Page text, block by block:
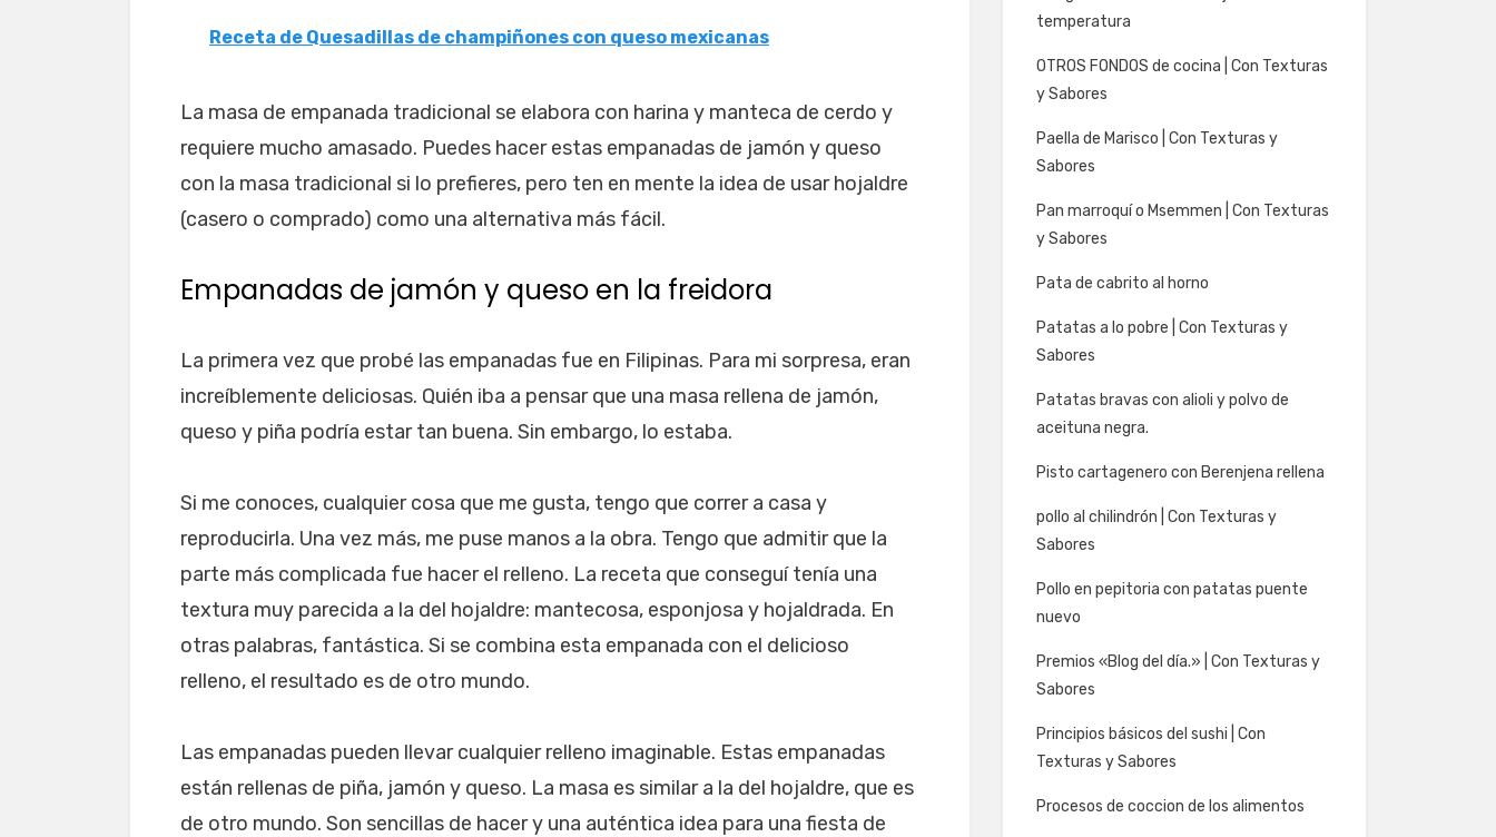
Receta de Quesadillas de champiñones con queso mexicanas
La masa de empanada tradicional se elabora con harina y manteca de cerdo y
requiere mucho amasado. Puedes hacer estas empanadas de jamón y queso
con la masa tradicional si lo prefieres, pero ten en mente la idea de usar hojaldre
(casero o comprado) como una alternativa más fácil.
Empanadas de jamón y queso en la freidora
La primera vez que probé las empanadas fue en Filipinas. Para mi sorpresa, eran
increíblemente deliciosas. Quién iba a pensar que una masa rellena de jamón,
queso y piña podría estar tan buena. Sin embargo, lo estaba.
Si me conoces, cualquier cosa que me gusta, tengo que correr a casa y
reproducirla. Una vez más, me puse manos a la obra. Tengo que admitir que la
parte más complicada fue hacer el relleno. La receta que conseguí tenía una
textura muy parecida a la del hojaldre: mantecosa, esponjosa y hojaldrada. En
otras palabras, fantástica. Si se combina esta empanada con el delicioso
relleno, el resultado es de otro mundo.
Las empanadas pueden llevar cualquier relleno imaginable. Estas empanadas
están rellenas de piña, jamón y queso. La masa es similar a la del hojaldre, que es
de otro mundo. Son sencillas de hacer y una auténtica idea para una fiesta de
temperatura
OTROS FONDOS de cocina | Con Texturas
y Sabores
Paella de Marisco | Con Texturas y
Sabores
Pan marroquí o Msemmen | Con Texturas
y Sabores
Pata de cabrito al horno
Patatas a lo pobre | Con Texturas y
Sabores
Patatas bravas con alioli y polvo de
aceituna negra.
Pisto cartagenero con Berenjena rellena
pollo al chilindrón | Con Texturas y
Sabores
Pollo en pepitoria con patatas puente
nuevo
Premios «Blog del día.» | Con Texturas y
Sabores
Principios básicos del sushi | Con
Texturas y Sabores
Procesos de coccion de los alimentos